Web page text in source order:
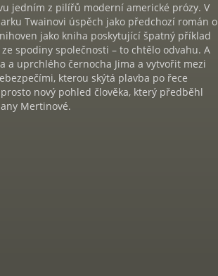
jedním z pilířů moderní americké prózy. V
Twainovi úspěch jako předchozí román o
jako kniha poskytující špatný příklad
spodiny společnosti – to chtělo odvahu. A
uprchlého černocha Jima a vytvořit mezi
kterou skýtá plavba po řece
nový pohled člověka, který předběhl
Mertinové.